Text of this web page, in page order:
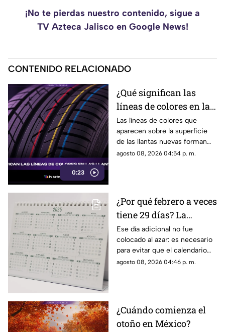
¡No te pierdas nuestro contenido, sigue a
TV Azteca Jalisco en Google News!
CONTENIDO RELACIONADO
0:23
¿Qué significan las
líneas de colores en las
llantas nuevas?
Las líneas de colores que
aparecen sobre la superficie
de las llantas nuevas forman
parte del proceso de
agosto 08, 2026 04:54 p. m.
¿Por qué febrero a veces
tiene 29 días? La
curiosa razón detrás de
los años bisiestos
Ese día adicional no fue
colocado al azar: es necesario
para evitar que el calendario
pierda sincronía con las
agosto 08, 2026 04:46 p. m.
¿Cuándo comienza el
otoño en México?